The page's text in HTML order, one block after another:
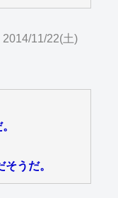
11/22(土)
うだ。